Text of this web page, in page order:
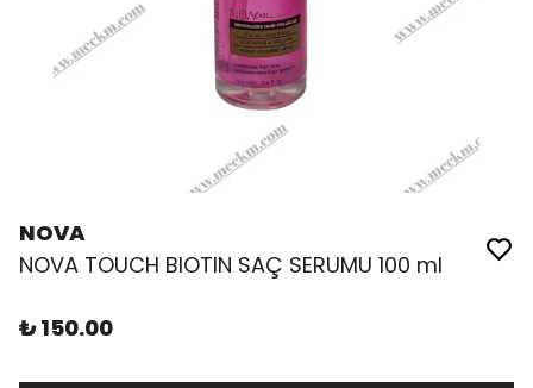
NOVA
NOVA TOUCH BIOTIN SAÇ SERUMU 100 ml
₺ 150.00